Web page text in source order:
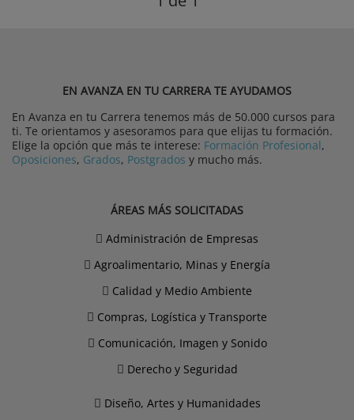
EN AVANZA EN TU CARRERA TE AYUDAMOS
En Avanza en tu Carrera tenemos más de 50.000 cursos para
ti. Te orientamos y asesoramos para que elijas tu formación.
Elige la opción que más te interese: Formación Profesional,
Oposiciones, Grados, Postgrados y mucho más.
ÁREAS MÁS SOLICITADAS
Administración de Empresas
Agroalimentario, Minas y Energía
Calidad y Medio Ambiente
Compras, Logística y Transporte
Comunicación, Imagen y Sonido
Derecho y Seguridad
Diseño, Artes y Humanidades